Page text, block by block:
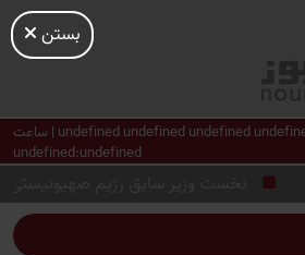
undefined undefined undefined undefined | ساعت
undefined:undefined
نخست وزیر سابق رژیم صهیونیستی بار
بستن